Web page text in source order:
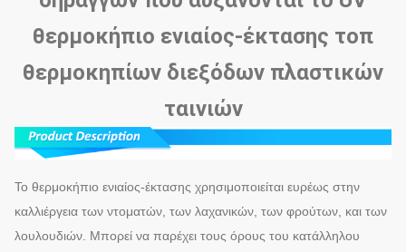
θερμοκήπιο ενιαίος-έκτασης τοπ
θερμοκηπίων διεξόδων πλαστικών
ταινιών
Το θερμοκήπιο ενιαίος-έκτασης χρησιμοποιείται ευρέως στην
καλλιέργεια των ντοματών, των λαχανικών, των φρούτων, και των
λουλουδιών. Μπορεί να παρέχει τους όρους του κατάλληλου